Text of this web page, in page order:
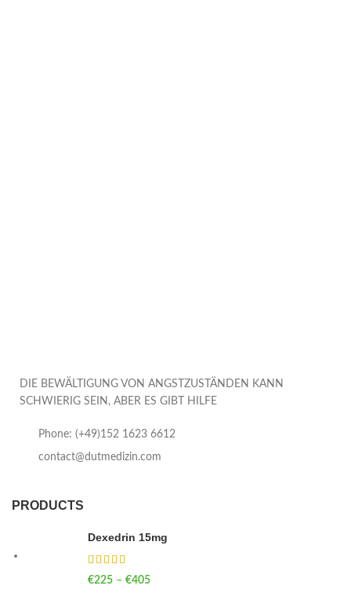
DIE BEWÄLTIGUNG VON ANGSTZUSTÄNDEN KANN
SCHWIERIG SEIN, ABER ES GIBT HILFE
Phone: (+49)152 1623 6612
contact@dutmedizin.com
PRODUCTS
Dexedrin 15mg
€225 – €405